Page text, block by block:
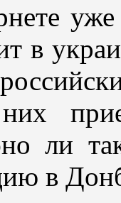
уже
в
ли
в